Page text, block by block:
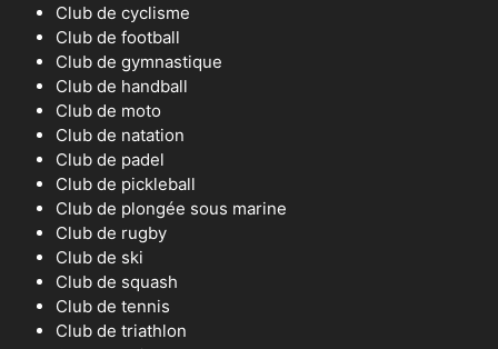
Club de cyclisme
Club de football
Club de gymnastique
Club de handball
Club de moto
Club de natation
Club de padel
Club de pickleball
Club de plongée sous marine
Club de rugby
Club de ski
Club de squash
Club de tennis
Club de triathlon